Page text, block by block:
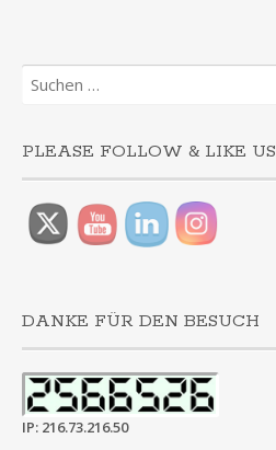
Suchen
nach:
PLEASE FOLLOW & LIKE US
DANKE FÜR DEN BESUCH
IP: 216.73.216.50